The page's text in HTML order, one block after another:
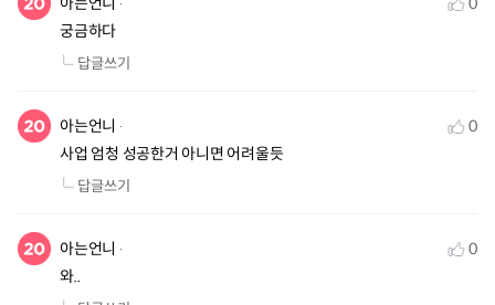
궁금하다
답글쓰기
아는언니
0
사업 엄청 성공한거 아니면 어려울듯
답글쓰기
아는언니
0
와..